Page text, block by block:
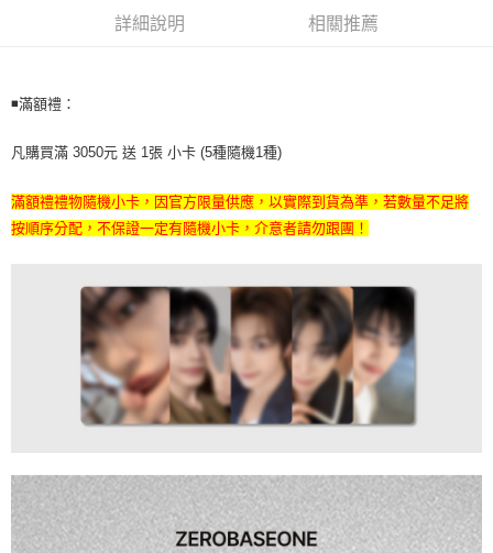
１．簡單：不需註冊會員、不需綁卡、不需儲值。
２．便利：只要手機號碼，簡訊認證，即可結帳。
【「AFTEE先享後付」結帳流程】
１．於結帳方式選擇「AFTEE先享後付」後，將跳轉至「AFTEE先享後付」
２．訂單成立數日內，您將收到繳費通知簡訊。
ATM／網路銀行／等多元方式進行付款，方視為交易完成。
※ 請注意：結帳手續完成當下不需立刻繳費，但若您需要取消訂單，請聯絡
購買商品的店家。未經商家同意取消之訂單仍視為有效，需透過AFTEE先享
是否繳費成功／繳費後需取消欲退款等相關疑問，請聯繫「AFTEE先享後付
客戶支援中心」 https://netprotections.freshdesk.com/support/home
【注意事項】
１．透過由恩沛科技股份有限公司提供之「AFTEE先享後付」服務完成之交
易，需依本服務之必要範圍內提供個人資料，並將交易相關給付款項請求債
權轉讓予恩沛科技股份有限公司。
３．未成年的使用者請事先徵得法定代理人或監護人之同意方可使用
「AFTEE先享後付」，若未經同意申辦者引起之損失，本公司不負相關責
４．使用「AFTEE先享後付」時，將依據個別帳號之用戶狀況，依本公司即
每筆NT$60，滿NT$1,599(含以上)免運費
每筆NT$60，滿NT$1,599(含以上)免運費
7-11取貨付款
每筆NT$60，滿NT$1,599(含以上)免運費
每筆NT$60，滿NT$1,599(含以上)免運費
每筆NT$90
宅配 (離島)
付款後門市自取
免運費
詳細說明 相關推薦
◾️滿額禮：
凡購買滿 3050元 送 1張 小卡 (5種隨機1種)
滿額禮禮物隨機小卡，因官方限量供應，以實際到貨為準，若數量不足將
按順序分配，不保證一定有隨機小卡，介意者請勿跟團！